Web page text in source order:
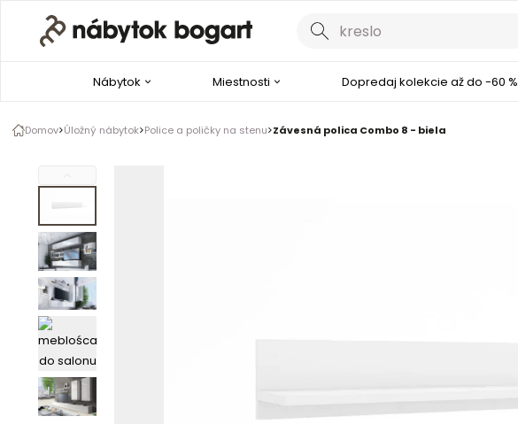
Nábytok Miestnosti Dopredaj kolekcie až do -60 %
Domov Úložný nábytok Police a poličky na stenu Závesná polica Combo 8 - biela
1 z 6 Galéria produktu